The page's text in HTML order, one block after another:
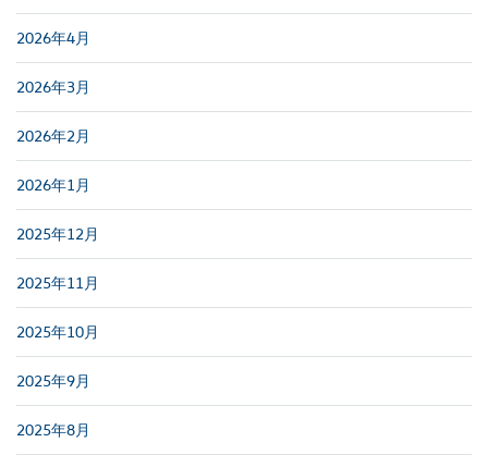
2026年4月
2026年3月
2026年2月
2026年1月
2025年12月
2025年11月
2025年10月
2025年9月
2025年8月